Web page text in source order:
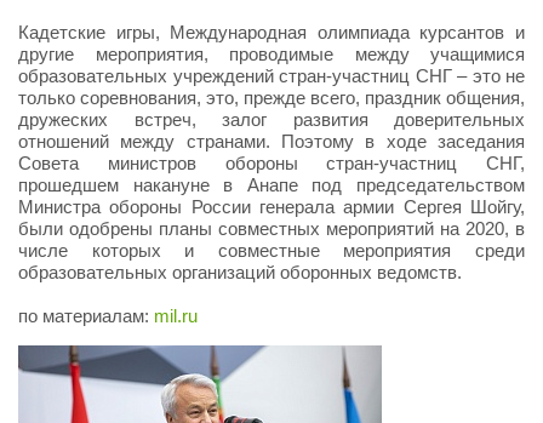
Кадетские игры, Международная олимпиада курсантов и
другие мероприятия, проводимые между учащимися
образовательных учреждений стран-участниц СНГ – это не
только соревнования, это, прежде всего, праздник общения,
дружеских встреч, залог развития доверительных
отношений между странами. Поэтому в ходе заседания
Совета министров обороны стран-участниц СНГ,
прошедшем накануне в Анапе под председательством
Министра обороны России генерала армии Сергея Шойгу,
были одобрены планы совместных мероприятий на 2020, в
числе которых и совместные мероприятия среди
образовательных организаций оборонных ведомств.
по материалам: mil.ru